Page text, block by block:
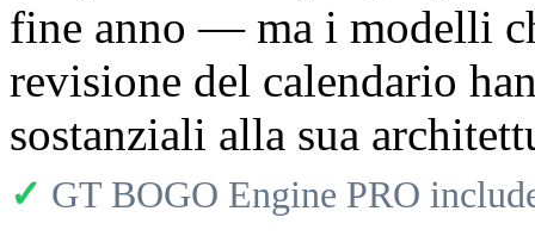
fine anno — ma i modelli
revisione del calendario
sostanziali alla sua
✓ GT BOGO Engine PRO